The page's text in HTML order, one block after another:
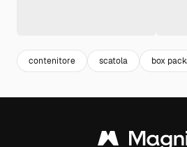
contenitore scatola box